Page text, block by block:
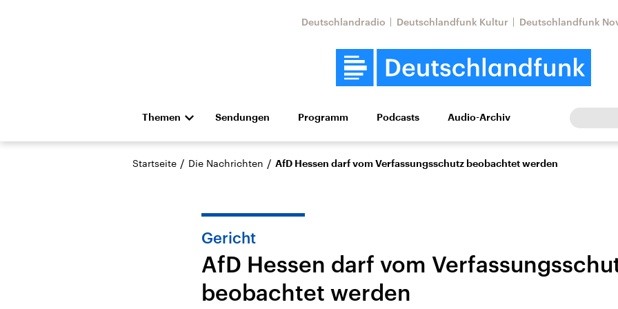
Deutschlandradio Deutschlandfunk Kultur Deutschlandfunk
Themen
Die Nachrichten Politik Wirtschaft Wissen Kultur Europa
Hörspiel und Feature Musik
Landtagswahl Sachsen-
Anhalt 2026
USA
Aktuelle Beiträge,
Nahostkonflikt
Aktuelle Lage und
Sendungen Programm Podcasts Audio-Archiv
Startseite / Die Nachrichten / AfD Hessen darf vom Verfassungsschutz beobachtet werden
Gericht
AfD Hessen darf vom
beobachtet werden